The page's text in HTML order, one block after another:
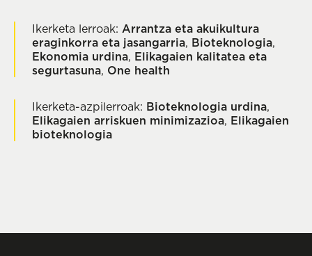
Ikerketa lerroak: Arrantza eta akuikultura
eraginkorra eta jasangarria, Bioteknologia,
Ekonomia urdina, Elikagaien kalitatea eta
segurtasuna, One health
Ikerketa-azpilerroak: Bioteknologia urdina,
Elikagaien arriskuen minimizazioa, Elikagaien
bioteknologia